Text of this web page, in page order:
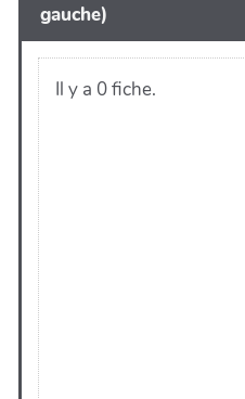
gauche)